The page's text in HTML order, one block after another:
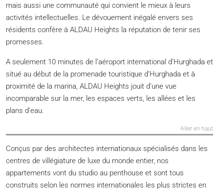
mais aussi une communauté qui convient le mieux à leurs
activités intellectuelles. Le dévouement inégalé envers ses
résidents confère à ALDAU Heights la réputation de tenir ses
promesses.
A seulement 10 minutes de l’aéroport international d’Hurghada et
situé au début de la promenade touristique d’Hurghada et à
proximité de la marina, ALDAU Heights jouit d’une vue
incomparable sur la mer, les espaces verts, les allées et les
plans d’eau.
Aller en haut
Conçus par des architectes internationaux spécialisés dans les
centres de villégiature de luxe du monde entier, nos
appartements vont du studio au penthouse et sont tous
construits selon les normes internationales les plus strictes en